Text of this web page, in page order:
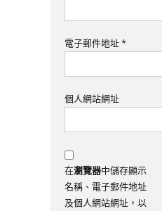
電子郵件地址*
個人網站網址
在瀏覽器中儲存顯示
名稱、電子郵件地址
及個人網站網址，以